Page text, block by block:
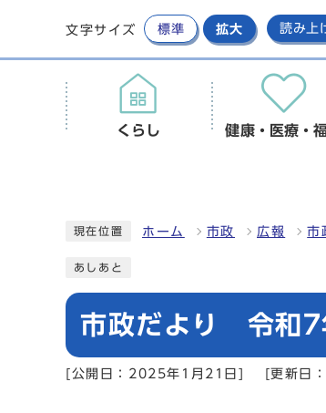
文字サイズ 標準 拡大 読み上
くらし 健康・医療・
現在位置 ホーム 市政 広報 市
あしあと
市政だより 令和
[公開日：2025年1月21日] [更新日